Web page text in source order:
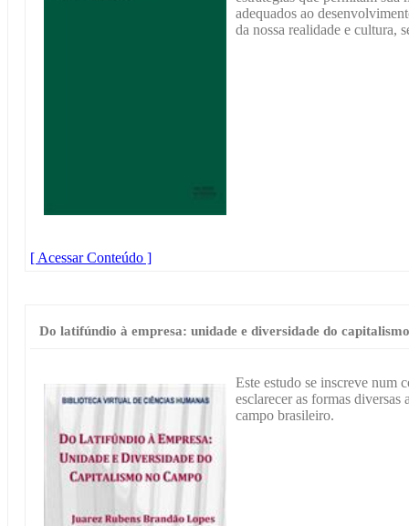
adequados ao
da nossa realidade e cultura,
[ Acessar Conteúdo ]
Do latifúndio à empresa: unidade e diversidade do
Este estudo se inscreve num
esclarecer as formas
campo brasileiro.